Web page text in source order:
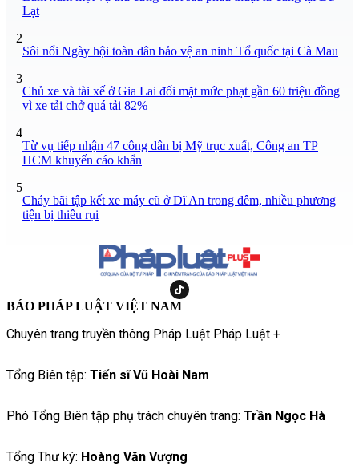
Lạt
2
Sôi nổi Ngày hội toàn dân bảo vệ an ninh Tổ quốc tại Cà Mau
3
Chủ xe và tài xế ở Gia Lai đối mặt mức phạt gần 60 triệu đồng
vì xe tải chở quá tải 82%
4
Từ vụ tiếp nhận 47 công dân bị Mỹ trục xuất, Công an TP
HCM khuyến cáo khẩn
5
Cháy bãi tập kết xe máy cũ ở Dĩ An trong đêm, nhiều phương
tiện bị thiêu rụi
BÁO PHÁP LUẬT VIỆT NAM
Chuyên trang truyền thông Pháp Luật Pháp Luật +
Tổng Biên tập: Tiến sĩ Vũ Hoài Nam
Phó Tổng Biên tập phụ trách chuyên trang: Trần Ngọc Hà
Tổng Thư ký: Hoàng Văn Vượng